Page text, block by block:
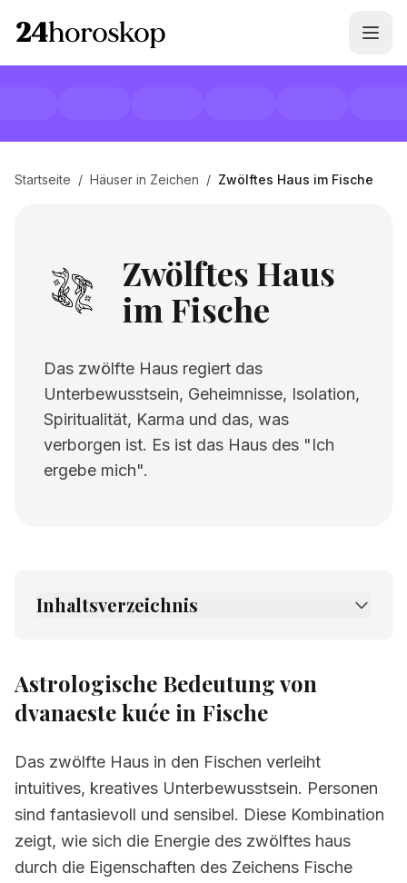
Startseite / Häuser in Zeichen / Zwölftes Haus im Fische
Zwölftes Haus
im Fische
Das zwölfte Haus regiert das
Unterbewusstsein, Geheimnisse, Isolation,
Spiritualität, Karma und das, was
verborgen ist. Es ist das Haus des "Ich
ergebe mich".
Inhaltsverzeichnis
2. Verwandte Seiten
Astrologische Bedeutung von
dvanaeste kuće in Fische
Das zwölfte Haus in den Fischen verleiht
intuitives, kreatives Unterbewusstsein. Personen
sind fantasievoll und sensibel. Diese Kombination
zeigt, wie sich die Energie des zwölftes haus
durch die Eigenschaften des Zeichens Fische